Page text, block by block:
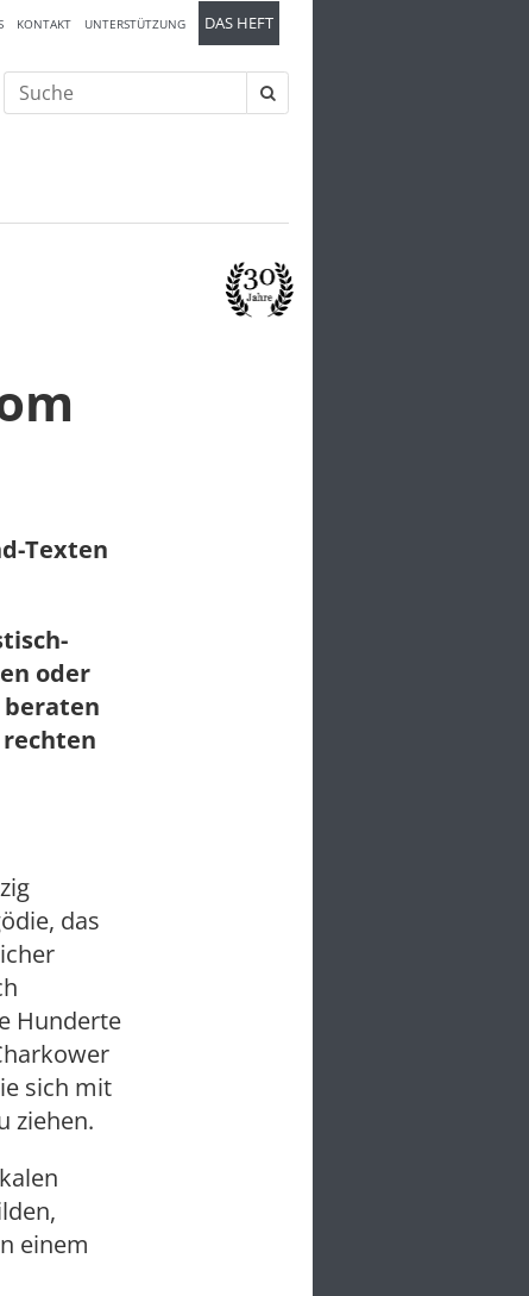
KONTAKT UNTERSTÜTZUNG DAS HEFT
Suche
nach:
Texten
oder
beraten
das
Hunderte
sich mit
ziehen.
einem